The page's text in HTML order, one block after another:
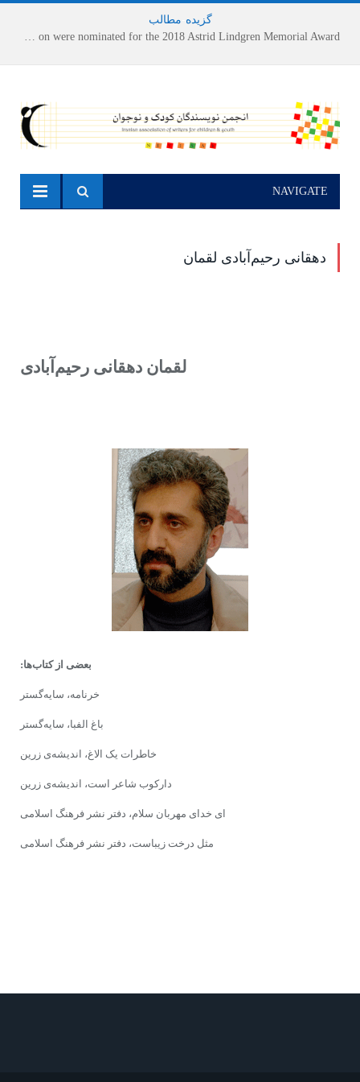
گزیده مطالب
NAVIGATE
دهقانی رحیم‌آبادی لقمان
لقمان دهقانی رحیم‌آبادی
بعضی از کتاب‌ها:
خرنامه، سایه‌گستر
باغ الفبا، سایه‌گستر
خاطرات یک الاغ، اندیشه‌ی زرین
دارکوب شاعر است، اندیشه‌ی زرین
ای خدای مهربان سلام، دفتر نشر فرهنگ اسلامی
مثل درخت زیباست، دفتر نشر فرهنگ اسلامی